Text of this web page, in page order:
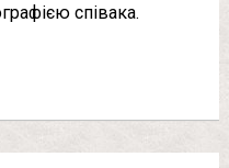
співака.